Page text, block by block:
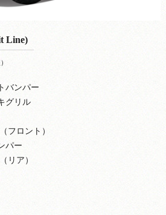
Line)
バンパー
グリル
フロント）
パー
リア）